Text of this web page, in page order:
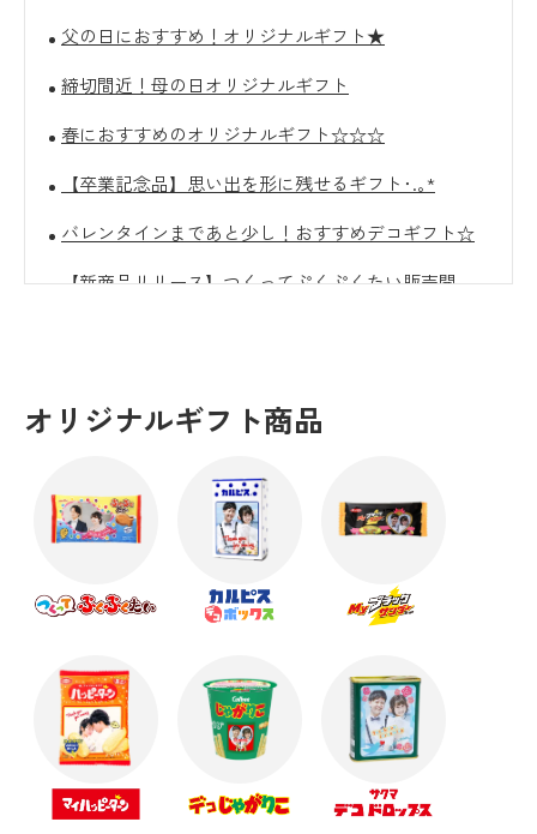
父の日におすすめ！オリジナルギフト★
締切間近！母の日オリジナルギフト
春におすすめのオリジナルギフト☆☆☆
【卒業記念品】思い出を形に残せるギフト･.｡*
バレンタインまであと少し！おすすめデコギフト☆
【新商品リリース】つくってぷくぷくたい販売開
【10/31(金)まで】Decoto会員様に朗報です！
【感謝を込めて】敬老の日におすすめギフト
卒団・引退の記念品に☆オリジナルギフト！
暑い日はおうちでギフト選び！思い出に残る夏ギフ
父の日に贈るおすすめプチギフト！
母の日に送るギフトはこれで決まり！☆☆☆
☆春のイベントにおすすめ☆オリジナルスプリング
ギフト！
オリジナルギフト商品